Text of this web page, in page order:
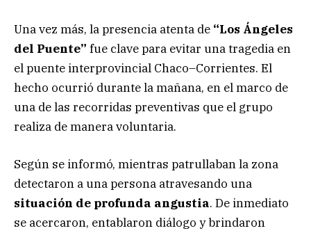
Una vez más, la presencia atenta de “Los Ángeles
del Puente” fue clave para evitar una tragedia en
el puente interprovincial Chaco–Corrientes. El
hecho ocurrió durante la mañana, en el marco de
una de las recorridas preventivas que el grupo
realiza de manera voluntaria.
Según se informó, mientras patrullaban la zona
detectaron a una persona atravesando una
situación de profunda angustia. De inmediato
se acercaron, entablaron diálogo y brindaron